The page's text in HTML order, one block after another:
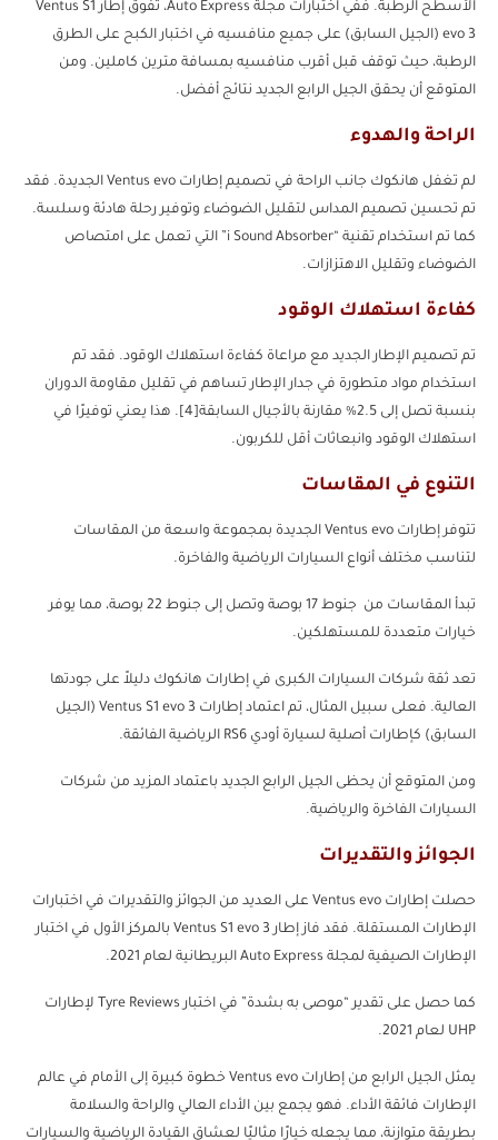
الأسطح الرطبة. ففي اختبارات مجلة Auto Express، تفوق إطار Ventus S1
evo 3 (الجيل السابق) على جميع منافسيه في اختبار الكبح على الطرق
الرطبة، حيث توقف قبل أقرب منافسيه بمسافة مترين كاملين. ومن
المتوقع أن يحقق الجيل الرابع الجديد نتائج أفضل.
الراحة والهدوء
لم تغفل هانكوك جانب الراحة في تصميم إطارات Ventus evo الجديدة. فقد
تم تحسين تصميم المداس لتقليل الضوضاء وتوفير رحلة هادئة وسلسة.
كما تم استخدام تقنية “i Sound Absorber” التي تعمل على امتصاص
الضوضاء وتقليل الاهتزازات.
كفاءة استهلاك الوقود
تم تصميم الإطار الجديد مع مراعاة كفاءة استهلاك الوقود. فقد تم
استخدام مواد متطورة في جدار الإطار تساهم في تقليل مقاومة الدوران
بنسبة تصل إلى 2.5% مقارنة بالأجيال السابقة[4]. هذا يعني توفيرًا في
استهلاك الوقود وانبعاثات أقل للكربون.
التنوع في المقاسات
تتوفر إطارات Ventus evo الجديدة بمجموعة واسعة من المقاسات
لتناسب مختلف أنواع السيارات الرياضية والفاخرة.
تبدأ المقاسات من جنوط 17 بوصة وتصل إلى جنوط 22 بوصة، مما يوفر
خيارات متعددة للمستهلكين.
تعد ثقة شركات السيارات الكبرى في إطارات هانكوك دليلاً على جودتها
العالية. فعلى سبيل المثال، تم اعتماد إطارات Ventus S1 evo 3 (الجيل
السابق) كإطارات أصلية لسيارة أودي RS6 الرياضية الفائقة.
ومن المتوقع أن يحظى الجيل الرابع الجديد باعتماد المزيد من شركات
السيارات الفاخرة والرياضية.
الجوائز والتقديرات
حصلت إطارات Ventus evo على العديد من الجوائز والتقديرات في اختبارات
الإطارات المستقلة. فقد فاز إطار Ventus S1 evo 3 بالمركز الأول في اختبار
الإطارات الصيفية لمجلة Auto Express البريطانية لعام 2021.
كما حصل على تقدير “موصى به بشدة” في اختبار Tyre Reviews لإطارات
UHP لعام 2021.
يمثل الجيل الرابع من إطارات Ventus evo خطوة كبيرة إلى الأمام في عالم
الإطارات فائقة الأداء. فهو يجمع بين الأداء العالي والراحة والسلامة
بطريقة متوازنة، مما يجعله خيارًا مثاليًا لعشاق القيادة الرياضية والسيارات